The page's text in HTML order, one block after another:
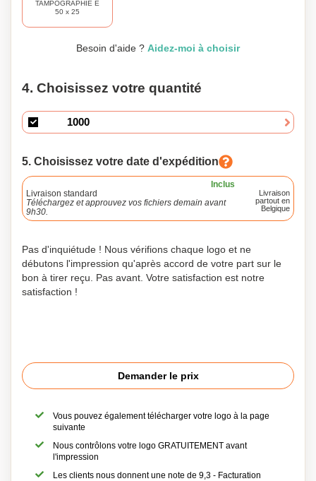
TAMPOGRAPHIE E
50 x 25
Besoin d'aide ? Aidez-moi à choisir
4. Choisissez votre quantité
5. Choisissez votre date d'expédition
Inclus
Livraison standard
Téléchargez et approuvez vos fichiers demain avant
9h30.
Livraison
partout en
Belgique
Pas d'inquiétude ! Nous vérifions chaque logo et ne
débutons l'impression qu'après accord de votre part sur le
bon à tirer reçu. Pas avant. Votre satisfaction est notre
satisfaction !
Demander le prix
Vous pouvez également télécharger votre logo à la page
suivante
Nous contrôlons votre logo GRATUITEMENT avant
l'impression
Les clients nous donnent une note de 9,3 - Facturation